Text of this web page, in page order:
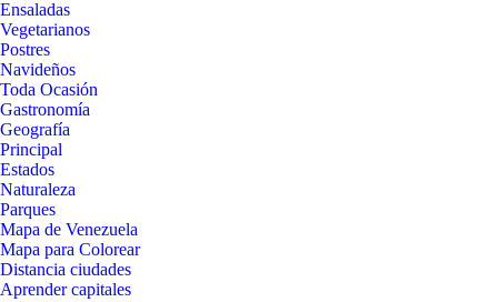
Ensaladas
Vegetarianos
Postres
Navideños
Toda Ocasión
Gastronomía
Geografía
Principal
Estados
Naturaleza
Parques
Mapa de Venezuela
Mapa para Colorear
Distancia ciudades
Aprender capitales